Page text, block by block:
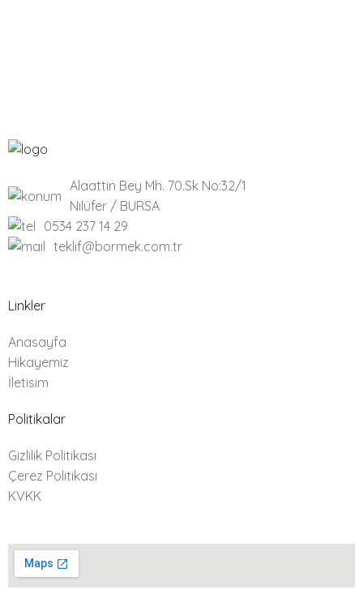
Alaattin Bey Mh. 70.Sk No:32/1
Nilüfer / BURSA
0534 237 14 29
teklif@bormek.com.tr
Linkler
Anasayfa
Hikayemiz
İletisim
Politikalar
Gizlilik Politikası
Çerez Politikası
KVKK